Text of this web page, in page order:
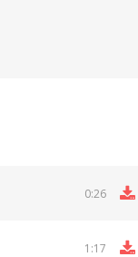
0:26
1:17